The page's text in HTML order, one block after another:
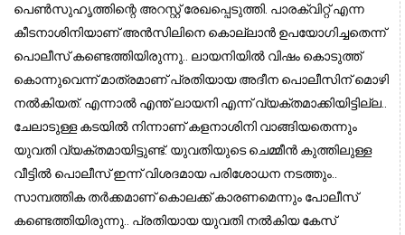
പെണ്‍സുഹൃത്തിന്റെ അറസ്റ്റ് രേഖപ്പെടുത്തി. പാരക്വിറ്റ് എന്ന
കീടനാശിനിയാണ് അന്‍സിലിനെ കൊല്ലാന്‍ ഉപയോഗിച്ചതെന്ന്
പൊലീസ് കണ്ടെത്തിയിരുന്നു.. ലായനിയില്‍ വിഷം കൊടുത്ത്
കൊന്നുവെന്ന് മാത്രമാണ് പ്രതിയായ അദീന പൊലീസിന് മൊഴി
നല്‍കിയത്. എന്നാല്‍ എന്ത് ലായനി എന്ന് വ്യക്തമാക്കിയിട്ടില്ല..
ചേലാടുള്ള കടയില്‍ നിന്നാണ് കളനാശിനി വാങ്ങിയതെന്നും
യുവതി വ്യക്തമായിട്ടുണ്ട്. യുവതിയുടെ ചെമ്മീന്‍ കുത്തിലുള്ള
വീട്ടില്‍ പൊലീസ് ഇന്ന് വിശദമായ പരിശോധന നടത്തും..
സാമ്പത്തിക തര്‍ക്കമാണ് കൊലക്ക് കാരണമെന്നും പോലീസ്
കണ്ടെത്തിയിരുന്നു.. പ്രതിയായ യുവതി നല്‍കിയ കേസ്